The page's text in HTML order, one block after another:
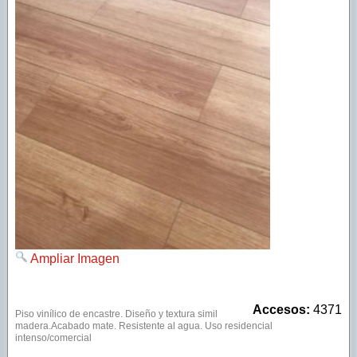
SPC Lounge
SPC Rustic tabla larga
SPC Extreme
Ampliar Imagen
Accesos: 4371
Piso vinílico de encastre. Diseño y textura simil
madera.Acabado mate. Resistente al agua. Uso residencial
intenso/comercial